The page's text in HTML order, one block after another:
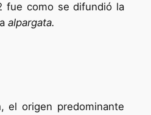
fue como se difundió la
alpargata.
el origen predominante